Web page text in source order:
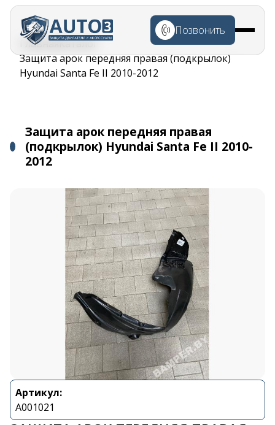
Перейти к
основному
содержанию
Позвонить
Строка
навигации
ГлавнаяКаталог
Защита арок передняя правая (подкрылок)
Hyundai Santa Fe II 2010-2012
Защита арок передняя правая
(подкрылок) Hyundai Santa Fe II 2010-
2012
Артикул:
A001021